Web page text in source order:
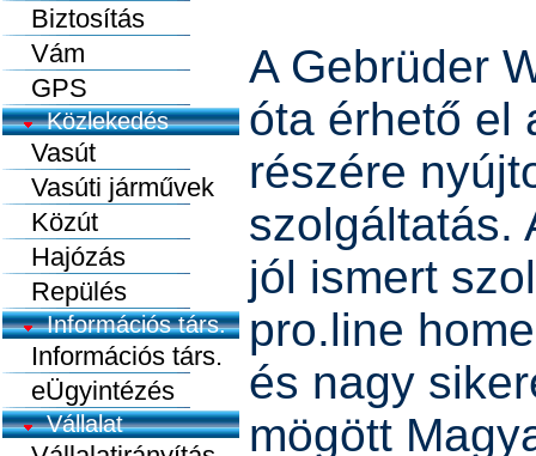
Biztosítás
Vám
GPS
Közlekedés
Vasút
Vasúti járművek
Közút
Hajózás
Repülés
Információs társ.
Információs társ.
eÜgyintézés
Vállalat
A Gebrüder
óta érhető el
részére
szolgáltatás.
jól ismert
pro.line
és nagy
mögött